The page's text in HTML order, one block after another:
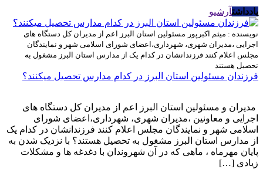
یادداشتآرشیو
نویسنده : میثم اکبرپور مسئولین استان البرز اعم از مدیران کل دستگاه های
اجرایی ،مدیران شهری، شهرداری،اعضای شورای اسلامی شهر و نمایندگان
مجلس اعلام کنند فرزندانشان در کدام یک از مدارس استان البرز مشغول به
تحصیل هستند
فرزندان مسئولین استان البرز در کدام مدارس تحصیل میکنند؟
مدیران و مسئولین استان البرز اعم از مدیران کل دستگاه های
اجرایی و معاونین ،مدیران شهری، شهرداری،اعضای شورای
اسلامی شهر و نمایندگان مجلس اعلام کنند فرزندانشان در کدام یک
از مدارس استان البرز مشغول به تحصیل هستند؟ با نزدیک شدن به
پایان مهرماه ، ماهی که در آن شهروندان با دغدغه ها و مشکلات
زیادی […]